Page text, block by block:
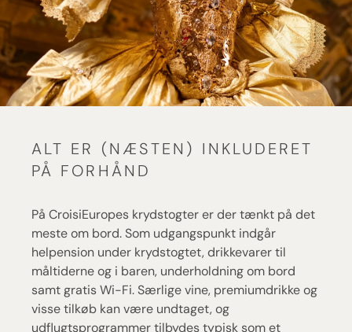
ALT ER (NÆSTEN) INKLUDERET
PÅ FORHÅND
På CroisiEuropes krydstogter er der tænkt på det
meste om bord. Som udgangspunkt indgår
helpension under krydstogtet, drikkevarer til
måltiderne og i baren, underholdning om bord
samt gratis Wi-Fi. Særlige vine, premiumdrikke og
visse tilkøb kan være undtaget, og
udflugtsprogrammer tilbydes typisk som et